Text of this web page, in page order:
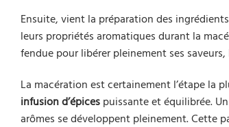
Ensuite, vient la préparation des
leurs propriétés aromatiques durant la
fendue pour libérer pleinement ses
La macération est certainement l’étape la
infusion d’épices puissante et équilibrée.
arômes se développent pleinement. Cette